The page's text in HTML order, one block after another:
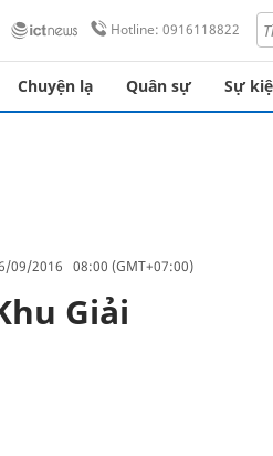
Hotline: 0916118822
Chuyện lạ Quân sự Sự
09/2016 08:00 (GMT+07:00)
Giải